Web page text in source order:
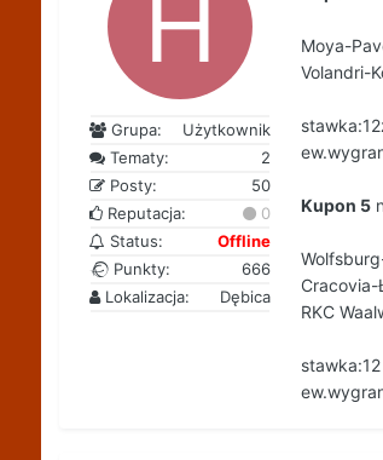
Grupa:
Użytkownik
Tematy:
2
Posty:
50
Reputacja:
0
Status:
Offline
Punkty:
666
Lokalizacja:
Dębica
Moya-
Volandri-
Kupon 5
Cracovia-
RKC
stawka:12